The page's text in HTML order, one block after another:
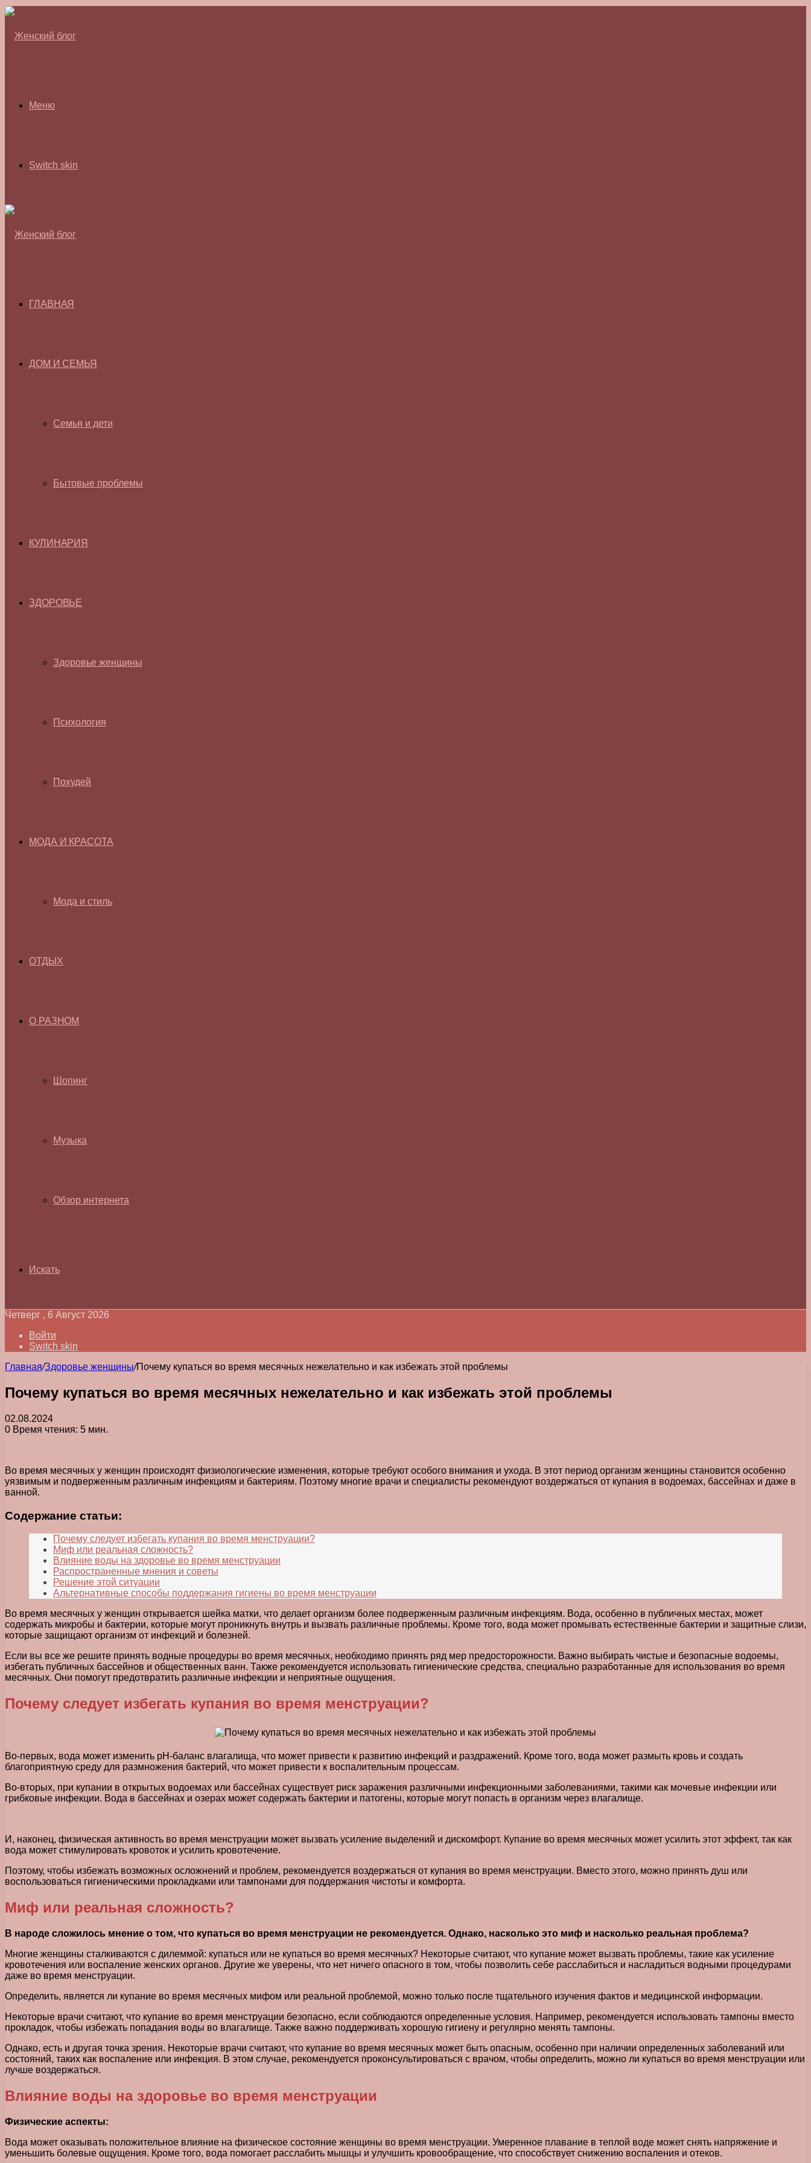
Меню
Switch skin
ГЛАВНАЯ
ДОМ И СЕМЬЯ
Семья и дети
Бытовые проблемы
КУЛИНАРИЯ
ЗДОРОВЬЕ
Здоровье женщины
Психология
Похудей
МОДА И КРАСОТА
Мода и стиль
ОТДЫХ
О РАЗНОМ
Шопинг
Музыка
Обзор интернета
Искать
Четверг , 6 Август 2026
Войти
Switch skin
Главная/Здоровье женщины/Почему купаться во время месячных нежелательно и как избежать этой проблемы
Почему купаться во время месячных нежелательно и как избежать этой проблемы
02.08.2024
0 Время чтения: 5 мин.
Во время месячных у женщин происходят физиологические изменения, которые требуют особого внимания и ухода. В этот период организм женщины становится особенно
уязвимым и подверженным различным инфекциям и бактериям. Поэтому многие врачи и специалисты рекомендуют воздержаться от купания в водоемах, бассейнах и даже в
ванной.
Содержание статьи:
Почему следует избегать купания во время менструации?
Миф или реальная сложность?
Влияние воды на здоровье во время менструации
Распространенные мнения и советы
Решение этой ситуации
Альтернативные способы поддержания гигиены во время менструации
Во время месячных у женщин открывается шейка матки, что делает организм более подверженным различным инфекциям. Вода, особенно в публичных местах, может
содержать микробы и бактерии, которые могут проникнуть внутрь и вызвать различные проблемы. Кроме того, вода может промывать естественные бактерии и защитные слизи,
которые защищают организм от инфекций и болезней.
Если вы все же решите принять водные процедуры во время месячных, необходимо принять ряд мер предосторожности. Важно выбирать чистые и безопасные водоемы,
избегать публичных бассейнов и общественных ванн. Также рекомендуется использовать гигиенические средства, специально разработанные для использования во время
месячных. Они помогут предотвратить различные инфекции и неприятные ощущения.
Почему следует избегать купания во время менструации?
Во-первых, вода может изменить pH-баланс влагалища, что может привести к развитию инфекций и раздражений. Кроме того, вода может размыть кровь и создать
благоприятную среду для размножения бактерий, что может привести к воспалительным процессам.
Во-вторых, при купании в открытых водоемах или бассейнах существует риск заражения различными инфекционными заболеваниями, такими как мочевые инфекции или
грибковые инфекции. Вода в бассейнах и озерах может содержать бактерии и патогены, которые могут попасть в организм через влагалище.
И, наконец, физическая активность во время менструации может вызвать усиление выделений и дискомфорт. Купание во время месячных может усилить этот эффект, так как
вода может стимулировать кровоток и усилить кровотечение.
Поэтому, чтобы избежать возможных осложнений и проблем, рекомендуется воздержаться от купания во время менструации. Вместо этого, можно принять душ или
воспользоваться гигиеническими прокладками или тампонами для поддержания чистоты и комфорта.
Миф или реальная сложность?
В народе сложилось мнение о том, что купаться во время менструации не рекомендуется. Однако, насколько это миф и насколько реальная проблема?
Многие женщины сталкиваются с дилеммой: купаться или не купаться во время месячных? Некоторые считают, что купание может вызвать проблемы, такие как усиление
кровотечения или воспаление женских органов. Другие же уверены, что нет ничего опасного в том, чтобы позволить себе расслабиться и насладиться водными процедурами
даже во время менструации.
Определить, является ли купание во время месячных мифом или реальной проблемой, можно только после тщательного изучения фактов и медицинской информации.
Некоторые врачи считают, что купание во время менструации безопасно, если соблюдаются определенные условия. Например, рекомендуется использовать тампоны вместо
прокладок, чтобы избежать попадания воды во влагалище. Также важно поддерживать хорошую гигиену и регулярно менять тампоны.
Однако, есть и другая точка зрения. Некоторые врачи считают, что купание во время месячных может быть опасным, особенно при наличии определенных заболеваний или
состояний, таких как воспаление или инфекция. В этом случае, рекомендуется проконсультироваться с врачом, чтобы определить, можно ли купаться во время менструации или
лучше воздержаться.
Влияние воды на здоровье во время менструации
Физические аспекты:
Вода может оказывать положительное влияние на физическое состояние женщины во время менструации. Умеренное плавание в теплой воде может снять напряжение и
уменьшить болевые ощущения. Кроме того, вода помогает расслабить мышцы и улучшить кровообращение, что способствует снижению воспаления и отеков.